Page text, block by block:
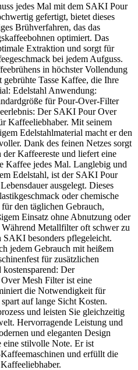
jedes Mal mit dem SAKI Pour
gefertigt, bietet dieses
Brühverfahren, das das
optimiert. Das
Extraktion und sorgt für
bei jedem Aufguss.
in höchster Vollendung
Tasse Kaffee, die Ihre
Edelstahl Anwendung:
für Pour-Over-Filter
Der SAKI Pour Over
Kaffeeliebhaber. Mit seinem
Edelstahlmaterial macht er den
Dank des feinen Netzes sorgt
Kaffeereste und liefert eine
Kaffee jedes Mal. Langlebig und
Edelstahl, ist der SAKI Pour
ausgelegt. Dieses
oder chemische
den täglichen Gebrauch,
Einsatz ohne Abnutzung oder
Metallfilter oft schwer zu
SAKI besonders pflegeleicht.
jedem Gebrauch mit heißem
für zusätzlichen
Der
Mesh Filter ist eine
die Notwendigkeit für
auf lange Sicht Kosten.
und leisten Sie gleichzeitig
Hervorragende Leistung und
und eleganten Design
eine stilvolle Note. Er ist
und erfüllt die